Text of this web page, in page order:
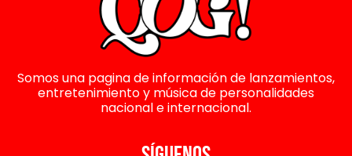
Somos una pagina de información de lanzamientos,
entretenimiento y música de personalidades
nacional e internacional.